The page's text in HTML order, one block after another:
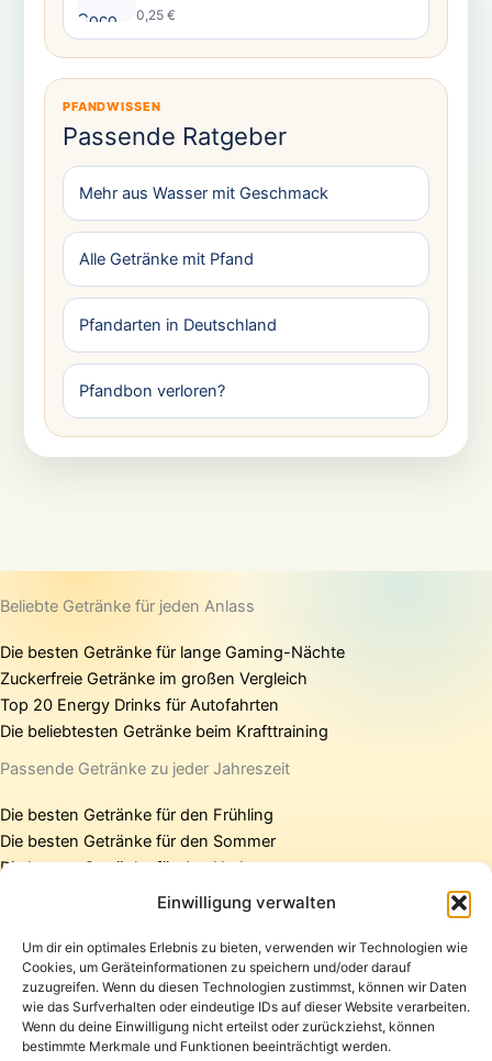
Einwilligung verwalten
Um dir ein optimales Erlebnis zu bieten, verwenden wir Technologien wie
Cookies, um Geräteinformationen zu speichern und/oder darauf
zuzugreifen. Wenn du diesen Technologien zustimmst, können wir Daten
wie das Surfverhalten oder eindeutige IDs auf dieser Website verarbeiten.
Wenn du deine Einwilligung nicht erteilst oder zurückziehst, können
bestimmte Merkmale und Funktionen beeinträchtigt werden.
0,25 €
PFANDWISSEN
Passende Ratgeber
Mehr aus Wasser mit Geschmack
Alle Getränke mit Pfand
Pfandarten in Deutschland
Pfandbon verloren?
Beliebte Getränke für jeden Anlass
Die besten Getränke für lange Gaming-Nächte
Zuckerfreie Getränke im großen Vergleich
Top 20 Energy Drinks für Autofahrten
Die beliebtesten Getränke beim Krafttraining
Passende Getränke zu jeder Jahreszeit
Die besten Getränke für den Frühling
Die besten Getränke für den Sommer
Die besten Getränke für den Herbst
Die besten Getränke für den Winter
Startseite
Presse
Kontakt / Support
Datenschutzerklärung